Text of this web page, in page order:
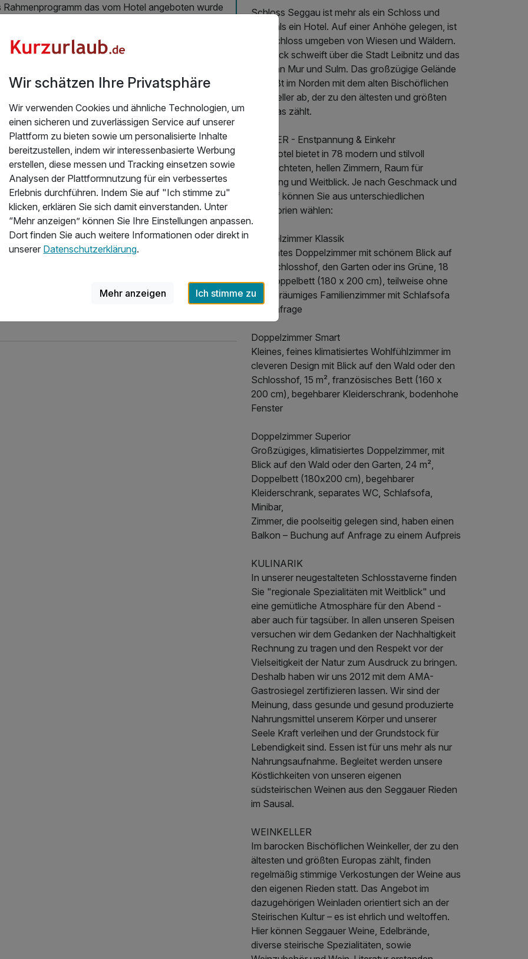
das vom Hotel angeboten wurde
und das Silvestermenue war der Hit. Wir
Schloss Seggau ist mehr als ein Schloss und
mehr als ein Hotel. Auf einer Anhöhe gelegen, ist
das Schloss umgeben von Wiesen und Wäldern.
Der Blick schweift über die Stadt Leibnitz und das
Land an Mur und Sulm. Das großzügige Gelände
schließt im Norden mit dem alten Bischöflichen
Weinkeller ab, der zu den ältesten und größten
Europas zählt.
ZIMMER - Enstpannung & Einkehr
Das Hotel bietet in 78 modern und stilvoll
eingerichteten, hellen Zimmern, Raum für
Erholung und Weitblick. Je nach Geschmack und
Bedarf können Sie aus unterschiedlichen
Kategorien wählen:
Doppelzimmer Klassik
Elegantes Doppelzimmer mit schönem Blick auf
den Schlosshof, den Garten oder ins Grüne, 18
m², Doppelbett (180 x 200 cm), teilweise ohne
Lift, geräumiges Familienzimmer mit Schlafsofa
auf Anfrage
Doppelzimmer Smart
Kleines, feines klimatisiertes Wohlfühlzimmer im
cleveren Design mit Blick auf den Wald oder den
Schlosshof, 15 m², französisches Bett (160 x
200 cm), begehbarer Kleiderschrank, bodenhohe
Fenster
Doppelzimmer Superior
Großzügiges, klimatisiertes Doppelzimmer, mit
Blick auf den Wald oder den Garten, 24 m²,
Doppelbett (180x200 cm), begehbarer
Kleiderschrank, separates WC, Schlafsofa,
Minibar,
Zimmer, die poolseitig gelegen sind, haben einen
Balkon – Buchung auf Anfrage zu einem Aufpreis
KULINARIK
In unserer neugestalteten Schlosstaverne finden
Sie "regionale Spezialitäten mit Weitblick" und
eine gemütliche Atmosphäre für den Abend -
aber auch für tagsüber. In allen unseren Speisen
versuchen wir dem Gedanken der Nachhaltigkeit
Rechnung zu tragen und den Respekt vor der
Vielseitigkeit der Natur zum Ausdruck zu bringen.
Deshalb haben wir uns 2012 mit dem AMA-
Gastrosiegel zertifizieren lassen. Wir sind der
Meinung, dass gesunde und gesund produzierte
Nahrungsmittel unserem Körper und unserer
Seele Kraft verleihen und der Grundstock für
Lebendigkeit sind. Essen ist für uns mehr als nur
Nahrungsaufnahme. Begleitet werden unsere
Köstlichkeiten von unseren eigenen
südsteirischen Weinen aus den Seggauer Rieden
im Sausal.
WEINKELLER
Im barocken Bischöflichen Weinkeller, der zu den
ältesten und größten Europas zählt, finden
regelmäßig stimmige Verkostungen der Weine aus
den eigenen Rieden statt. Das Angebot im
dazugehörigen Weinladen orientiert sich an der
Steirischen Kultur – es ist ehrlich und weltoffen.
Hier können Seggauer Weine, Edelbrände,
diverse steirische Spezialitäten, sowie
Wir schätzen Ihre Privatsphäre
Wir verwenden Cookies und ähnliche Technologien, um
einen sicheren und zuverlässigen Service auf unserer
Plattform zu bieten sowie um personalisierte Inhalte
bereitzustellen, indem wir interessenbasierte Werbung
erstellen, diese messen und Tracking einsetzen sowie
Analysen der Plattformnutzung für ein verbessertes
Erlebnis durchführen. Indem Sie auf "Ich stimme zu"
klicken, erklären Sie sich damit einverstanden. Unter
“Mehr anzeigen” können Sie Ihre Einstellungen anpassen.
Dort finden Sie auch weitere Informationen oder direkt in
unserer Datenschutzerklärung.
Mehr anzeigen Ich stimme zu